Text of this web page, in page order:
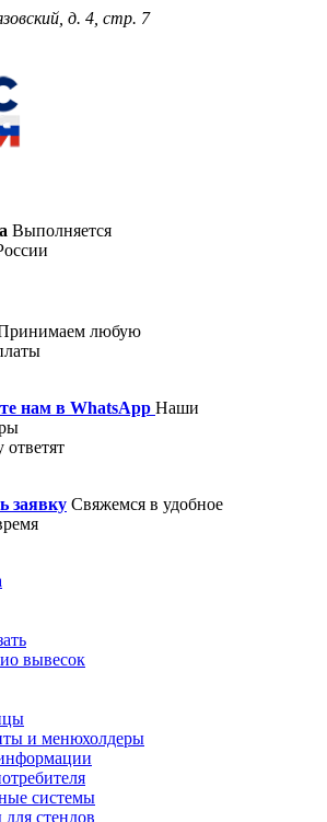
д. 4, стр. 7
Выполняется
любую
нам в WhatsApp Наши
ответят
заявку Свяжемся в удобное
вывесок
и менюхолдеры
системы
стендов